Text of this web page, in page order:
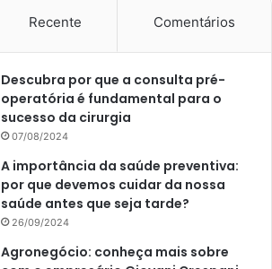
Recente Comentários
Descubra por que a consulta pré-
operatória é fundamental para o
sucesso da cirurgia
07/08/2024
A importância da saúde preventiva:
por que devemos cuidar da nossa
saúde antes que seja tarde?
26/09/2024
Agronegócio: conheça mais sobre